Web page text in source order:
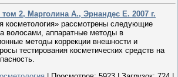
2, Марголина А., Эрнандес Е. 2007 г.
косметология» рассмотрены следующие
волосами, аппаратные методы в
методы коррекции внешности и
тестирования косметических средств на